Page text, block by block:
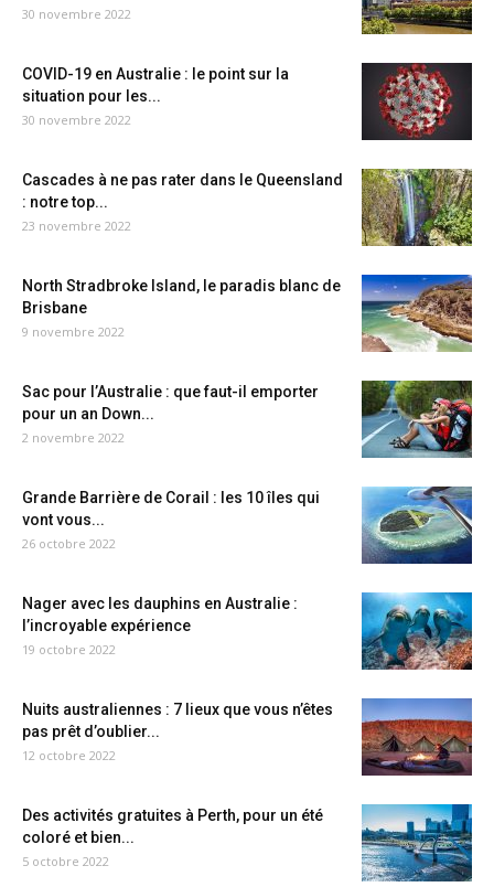
30 novembre 2022
COVID-19 en Australie : le point sur la
situation pour les...
30 novembre 2022
Cascades à ne pas rater dans le Queensland
: notre top...
23 novembre 2022
North Stradbroke Island, le paradis blanc de
Brisbane
9 novembre 2022
Sac pour l’Australie : que faut-il emporter
pour un an Down...
2 novembre 2022
Grande Barrière de Corail : les 10 îles qui
vont vous...
26 octobre 2022
Nager avec les dauphins en Australie :
l’incroyable expérience
19 octobre 2022
Nuits australiennes : 7 lieux que vous n’êtes
pas prêt d’oublier...
12 octobre 2022
Des activités gratuites à Perth, pour un été
coloré et bien...
5 octobre 2022